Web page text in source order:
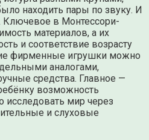
находить пары по звуку. И
Ключевое в Монтессори-
материалов, а их
и соответствие возрасту
фирменные игрушки можно
аналогами,
средства. Главное —
возможность
исследовать мир через
и слуховые